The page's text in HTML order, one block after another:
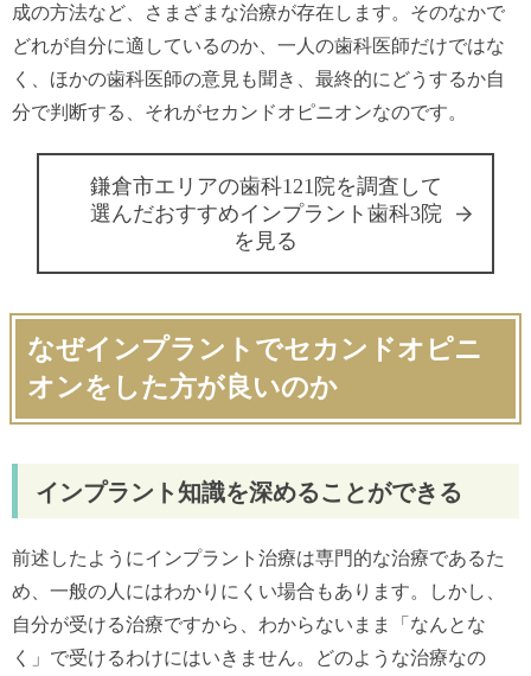
成の方法など、さまざまな治療が存在します。そのなかで
どれが自分に適しているのか、一人の歯科医師だけではな
く、ほかの歯科医師の意見も聞き、最終的にどうするか自
分で判断する、それがセカンドオピニオンなのです。
鎌倉市エリアの歯科121院を調査して
選んだおすすめインプラント歯科3院
を見る
なぜインプラントでセカンドオピニ
オンをした方が良いのか
インプラント知識を深めることができる
前述したようにインプラント治療は専門的な治療であるた
め、一般の人にはわかりにくい場合もあります。しかし、
自分が受ける治療ですから、わからないまま「なんとな
く」で受けるわけにはいきません。どのような治療なの